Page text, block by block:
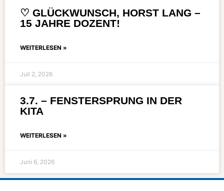
♡ GLÜCKWUNSCH, HORST LANG –
15 JAHRE DOZENT!
WEITERLESEN »
Juli 2, 2026
3.7. – FENSTERSPRUNG IN DER
KITA
WEITERLESEN »
Juni 6, 2026